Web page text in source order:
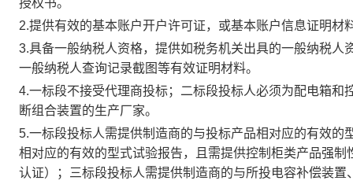
授权书。
2.提供有效的基本账户开户许可证，或基本账户信息证明材
3.具备一般纳税人资格，提供如税务机关出具的一般纳税
一般纳税人查询记录截图等有效证明材料。
4.一标段不接受代理商投标；二标段投标人必须为配电箱
断组合装置的生产厂家。
5.一标段投标人需提供制造商的与投标产品相对应的有效
相对应的有效的型式试验报告，且需提供控制柜类产品强
认证）；三标段投标人需提供制造商的与所投电容补偿装